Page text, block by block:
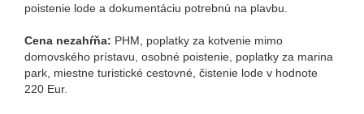
poistenie lode a dokumentáciu potrebnú na plavbu.
Cena nezahŕňa: PHM, poplatky za kotvenie mimo
domovského prístavu, osobné poistenie, poplatky za marina
park, miestne turistické cestovné, čistenie lode v hodnote
220 Eur.